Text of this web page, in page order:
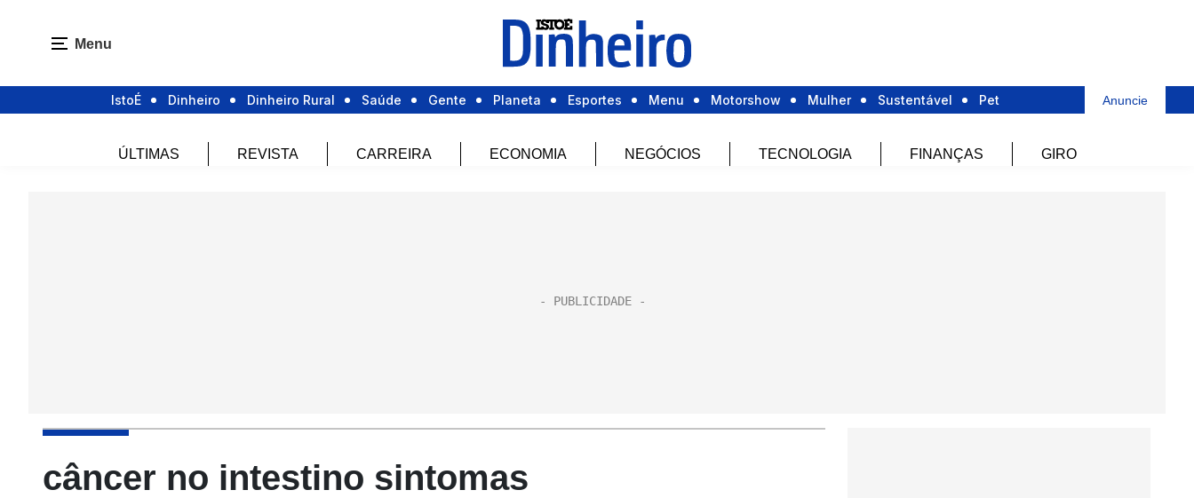
Menu
IstoÉ Dinheiro Dinheiro Rural Saúde Gente Planeta Esportes Menu Motorshow Mulher Sustentável Pet Anuncie
ÚLTIMAS REVISTA CARREIRA ECONOMIA NEGÓCIOS TECNOLOGIA FINANÇAS GIRO
câncer no intestino sintomas